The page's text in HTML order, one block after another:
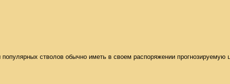
стволов обычно иметь в своем распоряжении прогнозируемую